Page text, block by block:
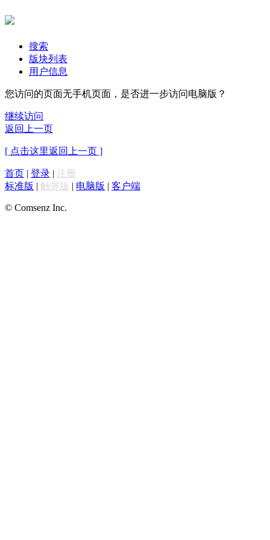
搜索
版块列表
用户信息
您访问的页面无手机页面，是否进一步访问电脑版？
继续访问
返回上一页
[ 点击这里返回上一页 ]
首页 | 登录 | 注册
标准版 | 触屏版 | 电脑版 | 客户端
© Comsenz Inc.